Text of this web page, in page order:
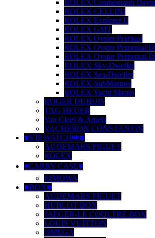
ROLEX Cosmograph
ROLEX CELLINI
ROLEX Explorer II
ROLEX GMT
ROLEX Oyster Peretual
ROLEX Oyster Perpetual
ROLEX Oyster Perpetual
ROLEX Sky-Dweller
ROLEX Sea-Dweller
ROLEX SubMariner
ROLEX Yacht Master
ROGER DUBUIS
TAG HEUER
Van Cleef & Arpels
VACHERON CONSTANTIN
■VIP WATCH👑■
AUDEMARS PIGUET
ROLEX
◾️CARRY CASE◾️
RIMOWA
■BOX■
AUDEMARS PIGUET
HUBLOT BOX
JAEGER-LE COULTRE BOX
LOUIS VUITTON
OMEGA